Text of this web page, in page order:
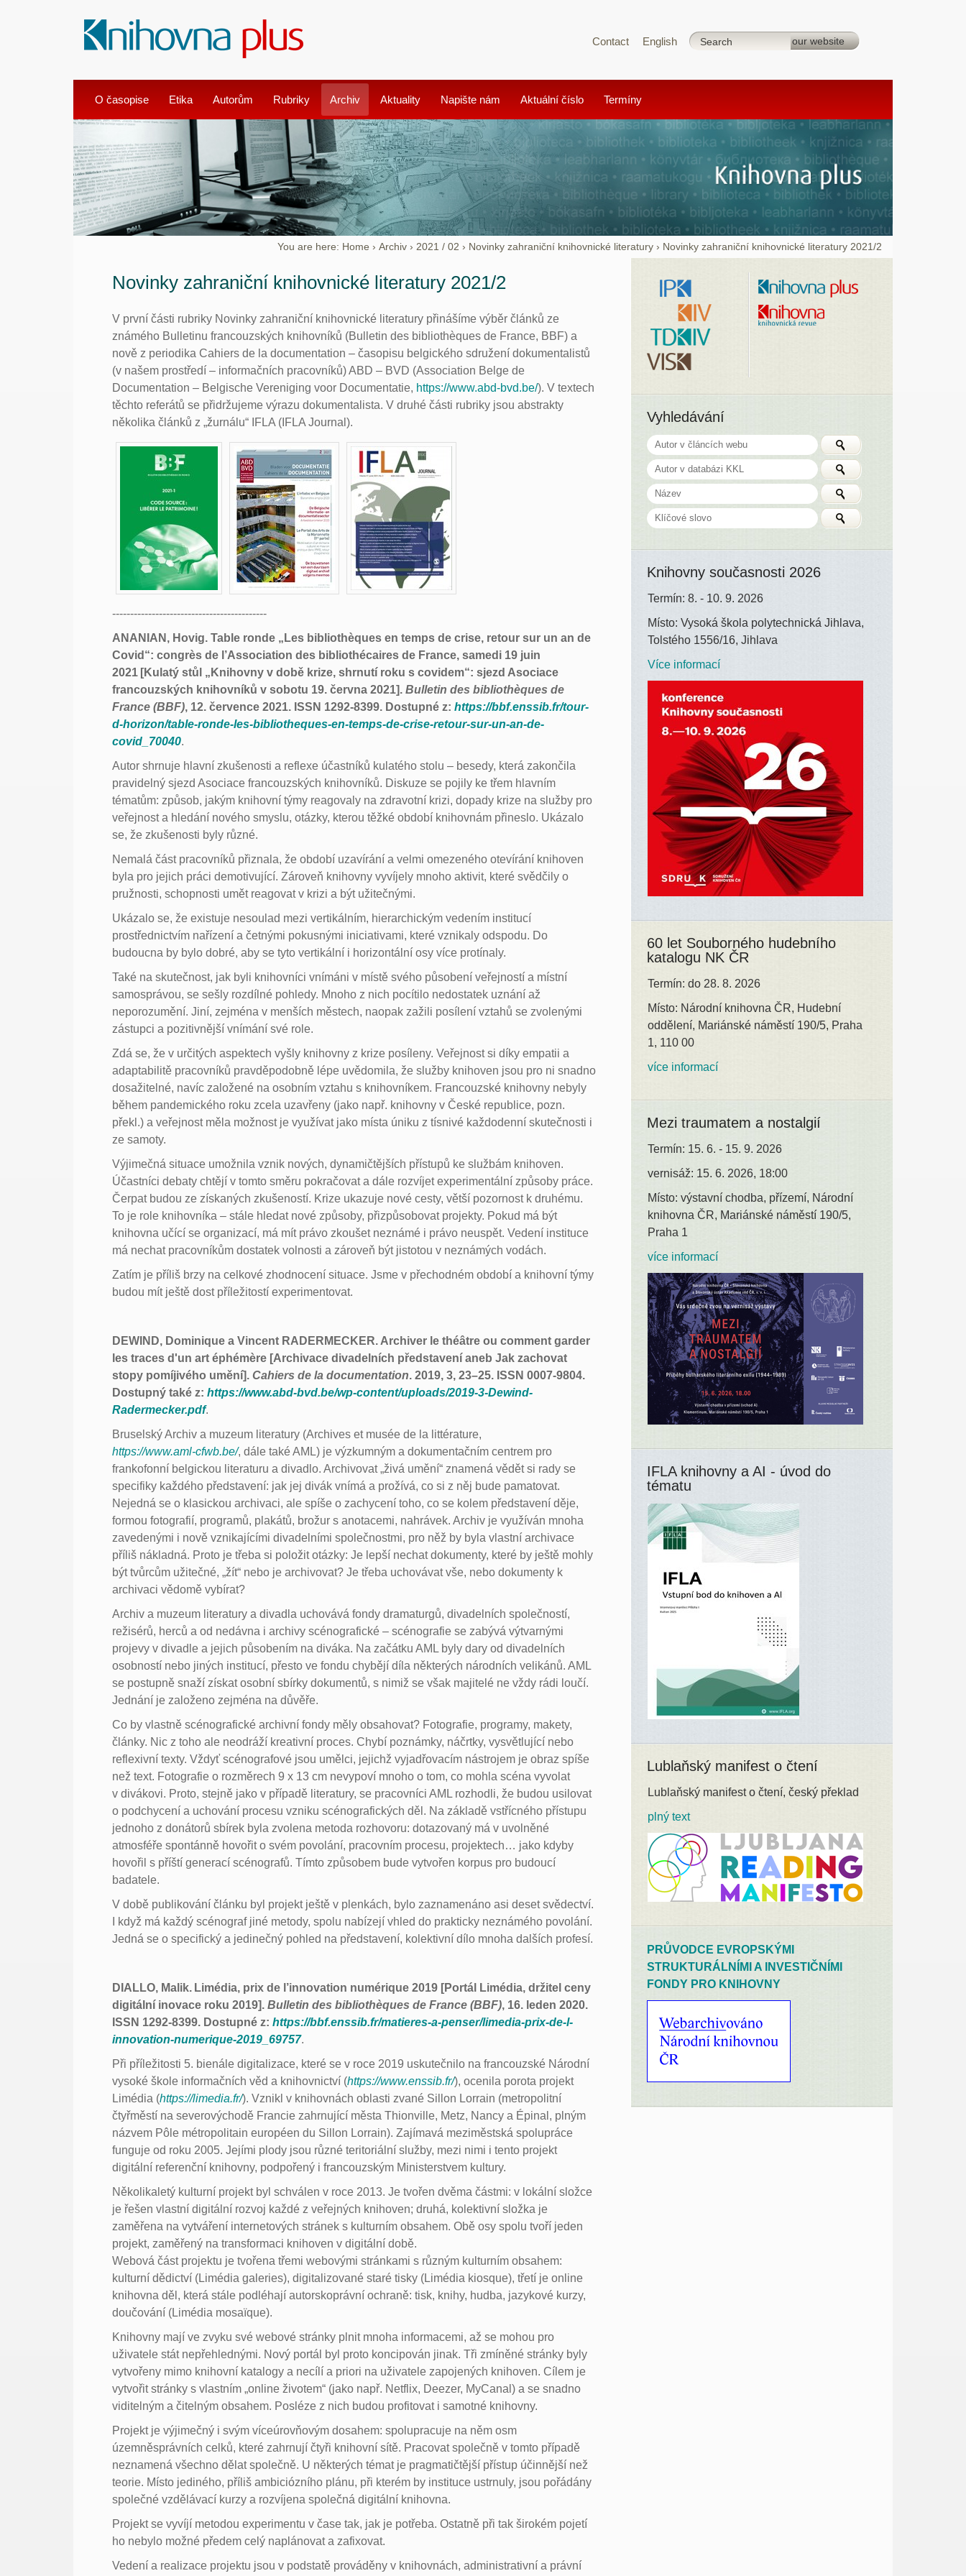
Contact English
O časopise Etika Autorům Rubriky Archiv Aktuality Napište nám Aktuální číslo Termíny
You are here: Home ›Archiv › 2021 / 02 › Novinky zahraniční knihovnické literatury › Novinky zahraniční knihovnické literatury 2021/2
Novinky zahraniční knihovnické literatury 2021/2
V první části rubriky Novinky zahraniční knihovnické literatury přinášíme výběr článků ze
známého Bulletinu francouzských knihovníků (Bulletin des bibliothèques de France, BBF) a
nově z periodika Cahiers de la documentation – časopisu belgického sdružení dokumentalistů
(v našem prostředí – informačních pracovníků) ABD – BVD (Association Belge de
Documentation – Belgische Vereniging voor Documentatie, https://www.abd-bvd.be/). V textech
těchto referátů se přidržujeme výrazu dokumentalista. V druhé části rubriky jsou abstrakty
několika článků z „žurnálu“ IFLA (IFLA Journal).
-------------------------------------------
ANANIAN, Hovig. Table ronde „Les bibliothèques en temps de crise, retour sur un an de
Covid“: congrès de l’Association des bibliothécaires de France, samedi 19 juin
2021 [Kulatý stůl „Knihovny v době krize, shrnutí roku s covidem“: sjezd Asociace
francouzských knihovníků v sobotu 19. června 2021].Bulletin des bibliothèques de
France (BBF), 12. července 2021. ISSN 1292-8399. Dostupné z:https://bbf.enssib.fr/tour-
d-horizon/table-ronde-les-bibliotheques-en-temps-de-crise-retour-sur-un-an-de-
covid_70040.
Autor shrnuje hlavní zkušenosti a reflexe účastníků kulatého stolu – besedy, která zakončila
pravidelný sjezd Asociace francouzských knihovníků. Diskuze se pojily ke třem hlavním
tématům: způsob, jakým knihovní týmy reagovaly na zdravotní krizi, dopady krize na služby pro
veřejnost a hledání nového smyslu, otázky, kterou těžké období knihovnám přineslo. Ukázalo
se, že zkušenosti byly různé.
Nemalá část pracovníků přiznala, že období uzavírání a velmi omezeného otevírání knihoven
byla pro jejich práci demotivující. Zároveň knihovny vyvíjely mnoho aktivit, které svědčily o
pružnosti, schopnosti umět reagovat v krizi a být užitečnými.
Ukázalo se, že existuje nesoulad mezi vertikálním, hierarchickým vedením institucí
prostřednictvím nařízení a četnými pokusnými iniciativami, které vznikaly odspodu. Do
budoucna by bylo dobré, aby se tyto vertikální i horizontální osy více protínaly.
Také na skutečnost, jak byli knihovníci vnímáni v místě svého působení veřejností a místní
samosprávou, se sešly rozdílné pohledy. Mnoho z nich pocítilo nedostatek uznání až
neporozumění. Jiní, zejména v menších městech, naopak zažili posílení vztahů se zvolenými
zástupci a pozitivnější vnímání své role.
Zdá se, že v určitých aspektech vyšly knihovny z krize posíleny. Veřejnost si díky empatii a
adaptabilitě pracovníků pravděpodobně lépe uvědomila, že služby knihoven jsou pro ni snadno
dosažitelné, navíc založené na osobním vztahu s knihovníkem. Francouzské knihovny nebyly
během pandemického roku zcela uzavřeny (jako např. knihovny v České republice, pozn.
překl.) a veřejnost měla možnost je využívat jako místa úniku z tísnivé každodenní skutečnosti i
ze samoty.
Výjimečná situace umožnila vznik nových, dynamičtějších přístupů ke službám knihoven.
Účastníci debaty chtějí v tomto směru pokračovat a dále rozvíjet experimentální způsoby práce.
Čerpat budou ze získaných zkušeností. Krize ukazuje nové cesty, větší pozornost k druhému.
To je role knihovníka – stále hledat nové způsoby, přizpůsobovat projekty. Pokud má být
knihovna učící se organizací, má mít právo zkoušet neznámé i právo neuspět. Vedení instituce
má nechat pracovníkům dostatek volnosti a zároveň být jistotou v neznámých vodách.
Zatím je příliš brzy na celkové zhodnocení situace. Jsme v přechodném období a knihovní týmy
budou mít ještě dost příležitostí experimentovat.
DEWIND, Dominique a Vincent RADERMECKER. Archiver le théâtre ou comment garder
les traces d'un art éphémère [Archivace divadelních představení aneb Jak zachovat
stopy pomíjivého umění].Cahiers de la documentation. 2019, 3, 23–25. ISSN 0007-9804.
Dostupný také z:https://www.abd-bvd.be/wp-content/uploads/2019-3-Dewind-
Radermecker.pdf.
Bruselský Archiv a muzeum literatury (Archives et musée de la littérature,
https://www.aml-cfwb.be/, dále také AML) je výzkumným a dokumentačním centrem pro
frankofonní belgickou literaturu a divadlo. Archivovat „živá umění“ znamená vědět si rady se
specifiky každého představení: jak jej divák vnímá a prožívá, co si z něj bude pamatovat.
Nejedná se o klasickou archivaci, ale spíše o zachycení toho, co se kolem představení děje,
formou fotografií, programů, plakátů, brožur s anotacemi, nahrávek. Archiv je využíván mnoha
zavedenými i nově vznikajícími divadelními společnostmi, pro něž by byla vlastní archivace
příliš nákladná. Proto je třeba si položit otázky: Je lepší nechat dokumenty, které by ještě mohly
být tvůrcům užitečné, „žít“ nebo je archivovat? Je třeba uchovávat vše, nebo dokumenty k
archivaci vědomě vybírat?
Archiv a muzeum literatury a divadla uchovává fondy dramaturgů, divadelních společností,
režisérů, herců a od nedávna i archivy scénografické ‒ scénografie se zabývá výtvarnými
projevy v divadle a jejich působením na diváka. Na začátku AML byly dary od divadelních
osobností nebo jiných institucí, přesto ve fondu chybějí díla některých národních velikánů. AML
se postupně snaží získat osobní sbírky dokumentů, s nimiž se však majitelé ne vždy rádi loučí.
Jednání je založeno zejména na důvěře.
Co by vlastně scénografické archivní fondy měly obsahovat? Fotografie, programy, makety,
články. Nic z toho ale neodráží kreativní proces. Chybí poznámky, náčrtky, vysvětlující nebo
reflexivní texty. Vždyť scénografové jsou umělci, jejichž vyjadřovacím nástrojem je obraz spíše
než text. Fotografie o rozměrech 9 x 13 cm nevypoví mnoho o tom, co mohla scéna vyvolat
v divákovi. Proto, stejně jako v případě literatury, se pracovníci AML rozhodli, že budou usilovat
o podchycení a uchování procesu vzniku scénografických děl. Na základě vstřícného přístupu
jednoho z donátorů sbírek byla zvolena metoda rozhovoru: dotazovaný má v uvolněné
atmosféře spontánně hovořit o svém povolání, pracovním procesu, projektech… jako kdyby
hovořil s příští generací scénografů. Tímto způsobem bude vytvořen korpus pro budoucí
badatele.
V době publikování článku byl projekt ještě v plenkách, bylo zaznamenáno asi deset svědectví.
I když má každý scénograf jiné metody, spolu nabízejí vhled do prakticky neznámého povolání.
Jedná se o specifický a jedinečný pohled na představení, kolektivní dílo mnoha dalších profesí.
DIALLO, Malik. Limédia, prix de l’innovation numérique 2019 [Portál Limédia, držitel ceny
digitální inovace roku 2019].Bulletin des bibliothèques de France (BBF), 16. leden 2020.
ISSN 1292-8399. Dostupné z:https://bbf.enssib.fr/matieres-a-penser/limedia-prix-de-l-
innovation-numerique-2019_69757.
Při příležitosti 5. bienále digitalizace, které se v roce 2019 uskutečnilo na francouzské Národní
vysoké škole informačních věd a knihovnictví (https://www.enssib.fr/), ocenila porota projekt
Limédia (https://limedia.fr/). Vznikl v knihovnách oblasti zvané Sillon Lorrain (metropolitní
čtyřměstí na severovýchodě Francie zahrnující města Thionville, Metz, Nancy a Épinal, plným
názvem Pôle métropolitain européen du Sillon Lorrain). Zajímavá meziměstská spolupráce
funguje od roku 2005. Jejími plody jsou různé teritoriální služby, mezi nimi i tento projekt
digitální referenční knihovny, podpořený i francouzským Ministerstvem kultury.
Několikaletý kulturní projekt byl schválen v roce 2013. Je tvořen dvěma částmi: v lokální složce
je řešen vlastní digitální rozvoj každé z veřejných knihoven; druhá, kolektivní složka je
zaměřena na vytváření internetových stránek s kulturním obsahem. Obě osy spolu tvoří jeden
projekt, zaměřený na transformaci knihoven v digitální době.
Webová část projektu je tvořena třemi webovými stránkami s různým kulturním obsahem:
kulturní dědictví (Limédia galeries), digitalizované staré tisky (Limédia kiosque), třetí je online
knihovna děl, která stále podléhají autorskoprávní ochraně: tisk, knihy, hudba, jazykové kurzy,
doučování (Limédia mosaïque).
Knihovny mají ve zvyku své webové stránky plnit mnoha informacemi, až se mohou pro
uživatele stát nepřehlednými. Nový portál byl proto koncipován jinak. Tři zmíněné stránky byly
vytvořeny mimo knihovní katalogy a necílí a priori na uživatele zapojených knihoven. Cílem je
vytvořit stránky s vlastním „online životem“ (jako např. Netflix, Deezer, MyCanal) a se snadno
viditelným a čitelným obsahem. Posléze z nich budou profitovat i samotné knihovny.
Projekt je výjimečný i svým víceúrovňovým dosahem: spolupracuje na něm osm
územněsprávních celků, které zahrnují čtyři knihovní sítě. Pracovat společně v tomto případě
neznamená všechno dělat společně. U některých témat je pragmatičtější přístup účinnější než
teorie. Místo jediného, příliš ambiciózního plánu, při kterém by instituce ustrnuly, jsou pořádány
společné vzdělávací kurzy a rozvíjena společná digitální knihovna.
Projekt se vyvíjí metodou experimentu v čase tak, jak je potřeba. Ostatně při tak širokém pojetí
ho nebylo možné předem celý naplánovat a zafixovat.
Vedení a realizace projektu jsou v podstatě prováděny v knihovnách, administrativní a právní
Vyhledávání
Knihovny současnosti 2026
Termín: 8. - 10. 9. 2026
Místo: Vysoká škola polytechnická Jihlava,
Tolstého 1556/16, Jihlava
Více informací
60 let Souborného hudebního
katalogu NK ČR
Termín: do 28. 8. 2026
Místo: Národní knihovna ČR, Hudební
oddělení, Mariánské náměstí 190/5, Praha
1, 110 00
více informací
Mezi traumatem a nostalgií
Termín: 15. 6. - 15. 9. 2026
vernisáž: 15. 6. 2026, 18:00
Místo: výstavní chodba, přízemí, Národní
knihovna ČR, Mariánské náměstí 190/5,
Praha 1
více informací
IFLA knihovny a AI - úvod do
tématu
Lublaňský manifest o čtení
Lublaňský manifest o čtení, český překlad
plný text
PRŮVODCE EVROPSKÝMI
STRUKTURÁLNÍMI A INVESTIČNÍMI
FONDY PRO KNIHOVNY